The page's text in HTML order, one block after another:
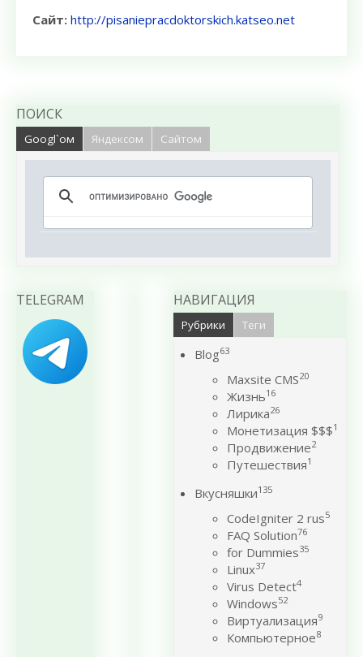
Сайт: http://pisaniepracdoktorskich.katseo.net
ПОИСК
Googl`ом Яндексом Сайтом
TELEGRAM НАВИГАЦИЯ
Рубрики Теги
Blog63
Maxsite CMS20
Жизнь16
Лирика26
Монетизация $$$1
Продвижение2
Путешествия1
Вкусняшки135
CodeIgniter 2 rus5
FAQ Solution76
for Dummies35
Linux37
Virus Detect4
Windows52
Виртуализация9
Компьютерное8